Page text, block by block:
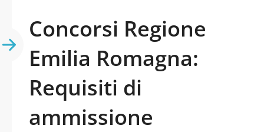
Concorsi Regione
Emilia Romagna:
Requisiti di
ammissione